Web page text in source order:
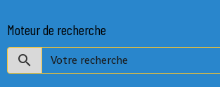
Moteur de recherche